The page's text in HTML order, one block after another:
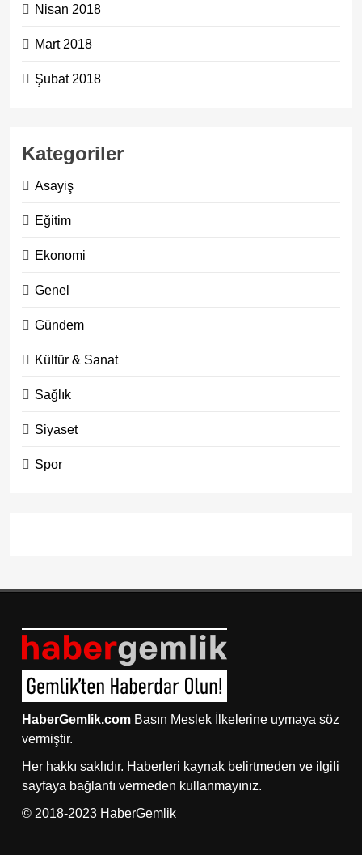
Nisan 2018
Mart 2018
Şubat 2018
Kategoriler
Asayiş
Eğitim
Ekonomi
Genel
Gündem
Kültür & Sanat
Sağlık
Siyaset
Spor
HaberGemlik.com Basın Meslek İlkelerine uymaya söz
vermiştir.
Her hakkı saklıdır. Haberleri kaynak belirtmeden ve ilgili
sayfaya bağlantı vermeden kullanmayınız.
© 2018-2023 HaberGemlik